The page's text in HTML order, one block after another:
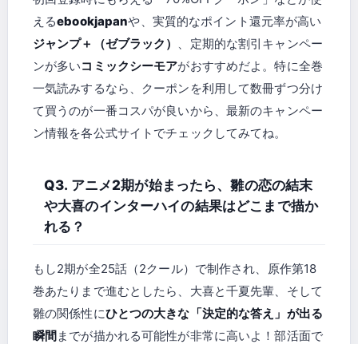
えるebookjapanや、実質的なポイント還元率が高い
ジャンプ＋（ゼブラック） 、定期的な割引キャンペー
ンが多いコミックシーモアがおすすめだよ。特に全巻
一気読みするなら、クーポンを利用して数冊ずつ分け
て買うのが一番コスパが良いから、最新のキャンペー
ン情報を各公式サイトでチェックしてみてね。
Q3. アニメ2期が始まったら、雛の恋の結末
や大喜のインターハイの結果はどこまで描か
れる？
もし2期が全25話（2クール）で制作され、原作第18
巻あたりまで進むとしたら、大喜と千夏先輩、そして
雛の関係性にひとつの大きな「決定的な答え」が出る
瞬間までが描かれる可能性が非常に高いよ！部活面で